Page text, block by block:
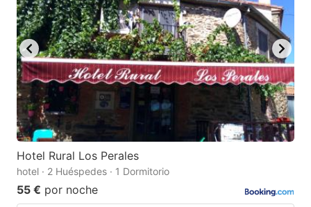
Hotel Rural Los Perales
hotel · 2 Huéspedes · 1 Dormitorio
55 € por noche